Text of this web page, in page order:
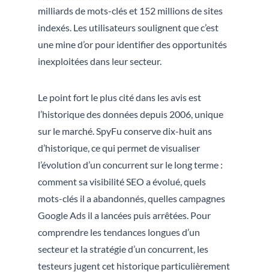
milliards de mots-clés et 152 millions de sites
indexés. Les utilisateurs soulignent que c’est
une mine d’or pour identifier des opportunités
inexploitées dans leur secteur.
Le point fort le plus cité dans les avis est
l’historique des données depuis 2006, unique
sur le marché. SpyFu conserve dix-huit ans
d’historique, ce qui permet de visualiser
l’évolution d’un concurrent sur le long terme :
comment sa visibilité SEO a évolué, quels
mots-clés il a abandonnés, quelles campagnes
Google Ads il a lancées puis arrêtées. Pour
comprendre les tendances longues d’un
secteur et la stratégie d’un concurrent, les
testeurs jugent cet historique particulièrement